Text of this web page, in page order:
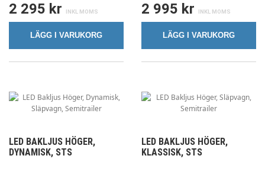
2 295 kr
LÄGG I VARUKORG
2 995 kr
LÄGG I VARUKORG
LED BAKLJUS HÖGER,
DYNAMISK, STS
LED BAKLJUS HÖGER,
KLASSISK, STS